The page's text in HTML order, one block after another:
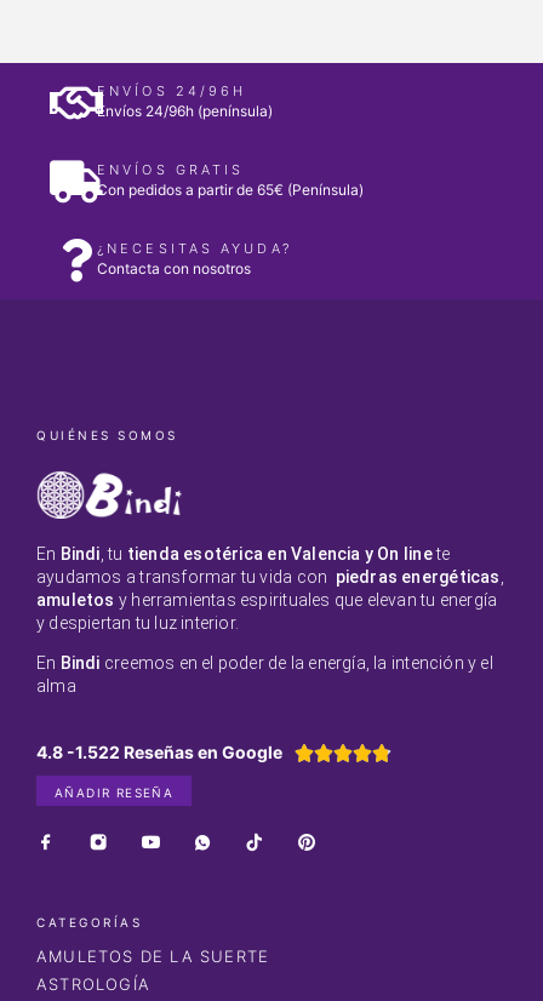
ENVÍOS 24/96H
Envíos 24/96h (península)
ENVÍOS GRATIS
Con pedidos a partir de 65€ (Península)
¿NECESITAS AYUDA?
Contacta con nosotros
QUIÉNES SOMOS
En Bindi , tu tienda esotérica en Valencia y On linete
ayudamos a transformar tu vida con piedras energéticas
amuletos y herramientas espirituales que elevan tu energía
y despiertan tu luz interior.
En Bindi creemos en el poder de la energía, la intención y el
alma
4.8 -1.522 Reseñas en Google 
AÑADIR RESEÑA
CATEGORÍAS
AMULETOS DE LA SUERTE
ASTROLOGÍA